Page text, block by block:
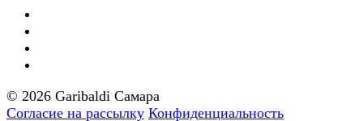
© 2026 Garibaldi Самара
Согласие на рассылку Конфиденциальность